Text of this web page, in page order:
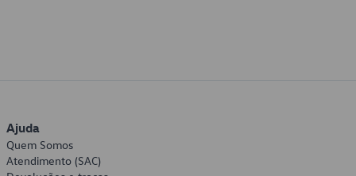
Ajuda
Quem Somos
Atendimento (SAC)